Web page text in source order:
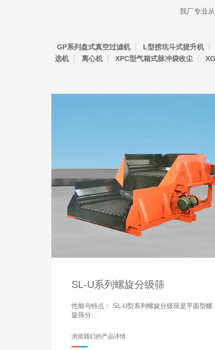
我厂专业
GP系列盘式真空过滤机 L型捞坑斗式提升机
选机
离心机 XPC型气箱式脉冲袋收尘
SL-U系列螺旋分级筛
性能与特点： SL-U型系列螺旋分级筛是平面型螺
旋筛分…
浏览我们的产品详情